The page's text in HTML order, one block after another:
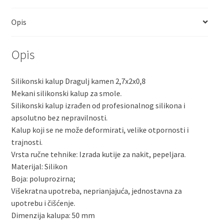
Opis
Opis
Silikonski kalup Dragulj kamen 2,7x2x0,8
Mekani silikonski kalup za smole.
Silikonski kalup izrađen od profesionalnog silikona i
apsolutno bez nepravilnosti.
Kalup koji se ne može deformirati, velike otpornosti i
trajnosti.
Vrsta ručne tehnike: Izrada kutije za nakit, pepeljara.
Materijal: Silikon
Boja: poluprozirna;
Višekratna upotreba, neprianjajuća, jednostavna za
upotrebu i čišćenje.
Dimenzija kalupa: 50 mm